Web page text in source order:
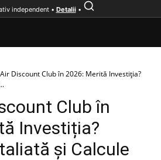
Discount Club în 2026: Merită Investiția?
Club în
Investiția?
și Calcule
independent • Detalii•